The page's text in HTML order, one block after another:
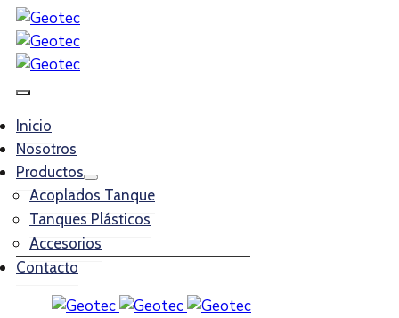
Inicio
Nosotros
Productos
Acoplados Tanque
Tanques Plásticos
Accesorios
Contacto